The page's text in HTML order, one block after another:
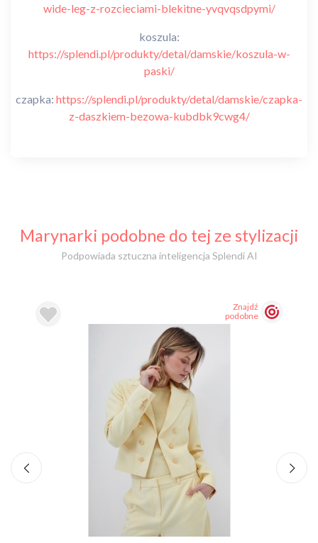
wide-leg-z-rozcieciami-blekitne-yvqvqsdpymi/
koszula:
https://splendi.pl/produkty/detal/damskie/koszula-w-
paski/
czapka: https://splendi.pl/produkty/detal/damskie/czapka-
z-daszkiem-bezowa-kubdbk9cwg4/
Marynarki podobne do tej ze stylizacji
Podpowiada sztuczna inteligencja Splendi AI
Znajdź
podobne